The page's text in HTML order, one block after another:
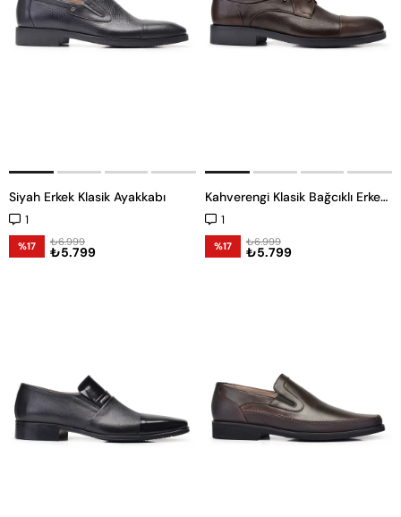
Siyah Erkek Klasik Ayakkabı
1
%17 ₺5.799
₺6.999
Kahverengi Klasik Bağcıklı Erkek Ayakkabı -11845-
1
%17 ₺5.799
₺6.999